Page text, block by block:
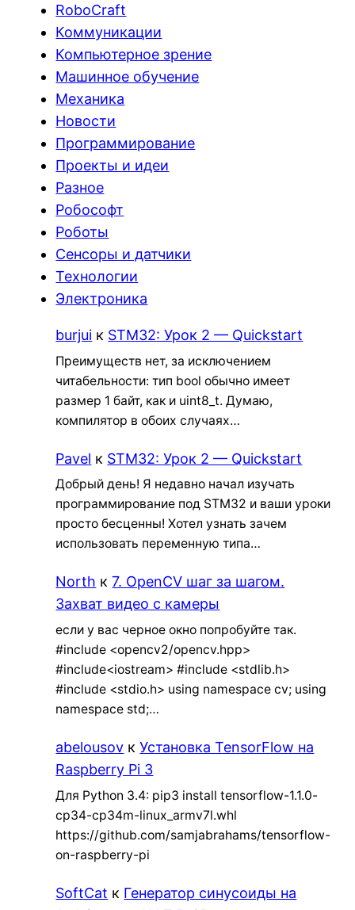
RoboCraft
Коммуникации
Компьютерное зрение
Машинное обучение
Механика
Новости
Программирование
Проекты и идеи
Разное
Робософт
Роботы
Сенсоры и датчики
Технологии
Электроника
burjui к STM32: Урок 2 — Quickstart
Преимуществ нет, за исключением
читабельности: тип bool обычно имеет
размер 1 байт, как и uint8_t. Думаю,
компилятор в обоих случаях…
Pavel к STM32: Урок 2 — Quickstart
Добрый день! Я недавно начал изучать
программирование под STM32 и ваши уроки
просто бесценны! Хотел узнать зачем
использовать переменную типа…
North к7. OpenCV шаг за шагом.
Захват видео с камеры
если у вас черное окно попробуйте так.
#include <opencv2/opencv.hpp>
#include<iostream> #include <stdlib.h>
#include <stdio.h> using namespace cv; using
namespace std;…
abelousov кУстановка TensorFlow на
Raspberry Pi 3
Для Python 3.4: pip3 install tensorflow-1.1.0-
cp34-cp34m-linux_armv7l.whl
https://github.com/samjabrahams/tensorflow-
on-raspberry-pi
SoftCat к Генератор синусоиды на